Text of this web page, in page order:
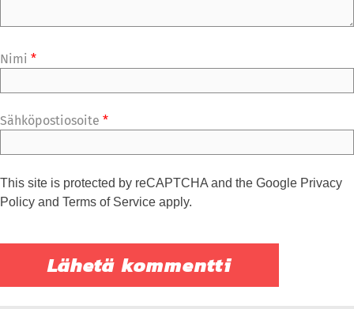
Nimi *
Sähköpostiosoite *
This site is protected by reCAPTCHA and the Google Privacy
Policy and Terms of Service apply.